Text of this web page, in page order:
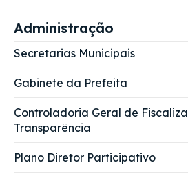
Administração
Secretarias Municipais
Gabinete da Prefeita
Controladoria Geral de
Transparência
Plano Diretor Participativo